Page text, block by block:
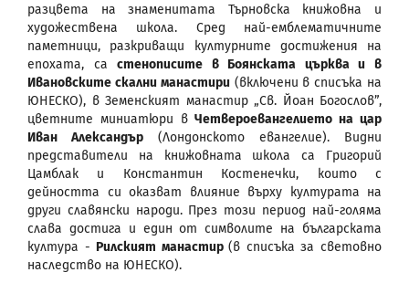
разцвета на знаменитата Търновска книжовна и
художествена школа. Сред най-емблематичните
паметници, разкриващи културните достижения на
епохата, састенописите в Боянската църква и в
Ивановските скални манастири (включени в списъка на
ЮНЕСКО), в Земенският манастир „Св. Йоан Богослов”,
цветните миниатюри вЧетвероевангелието на цар
Иван Александър (Лондонското евангелие). Видни
представители на книжовната школа са Григорий
Цамблак и Константин Костенечки, които с
дейността си оказват влияние върху културата на
други славянски народи. През този период най-голяма
слава достига и един от символите на българската
култура - Рилският манастир(в списъка за световно
наследство на ЮНЕСКО).